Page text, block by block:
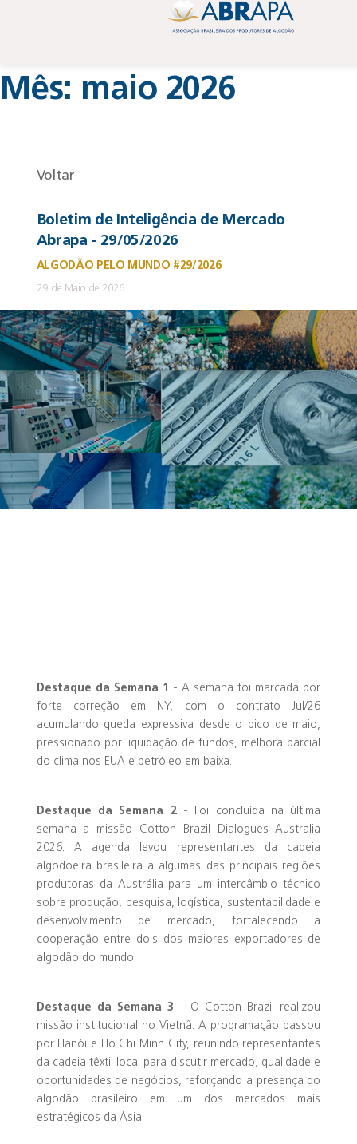
Mês: maio 2026
Voltar
Boletim de Inteligência de Mercado
Abrapa - 29/05/2026
ALGODÃO PELO MUNDO #29/2026
29 de Maio de 2026
Destaque da Semana 1
- A semana foi marcada por
forte correção em NY, com o contrato Jul/26
acumulando queda expressiva desde o pico de maio,
pressionado por liquidação de fundos, melhora parcial
do clima nos EUA e petróleo em baixa.
Destaque da Semana 2- Foi concluída na última
semana a missão Cotton Brazil Dialogues Australia
2026. A agenda levou representantes da cadeia
algodoeira brasileira a algumas das principais regiões
produtoras da Austrália para um intercâmbio técnico
sobre produção, pesquisa, logística, sustentabilidade e
desenvolvimento de mercado, fortalecendo a
cooperação entre dois dos maiores exportadores de
algodão do mundo.
Destaque da Semana 3 - O Cotton Brazil realizou
missão institucional no Vietnã. A programação passou
por Hanói e Ho Chi Minh City, reunindo representantes
da cadeia têxtil local para discutir mercado, qualidade e
oportunidades de negócios, reforçando a presença do
algodão brasileiro em um dos mercados mais
estratégicos da Ásia.